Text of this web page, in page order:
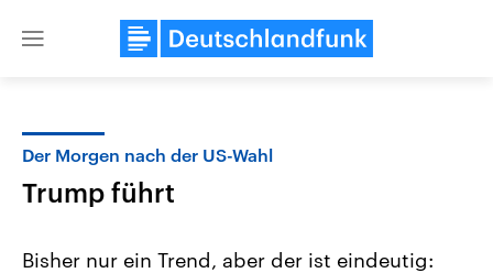
Close
Der Morgen nach der US-Wahl
Trump führt
Bisher nur ein Trend, aber der ist eindeutig: